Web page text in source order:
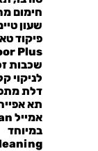
חימום
שעון
פיקוד
Plus
שכבות
לניקוי
דלת
תא
אמייל
במיוחד